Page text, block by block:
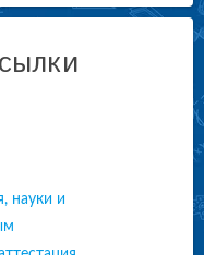
науки и